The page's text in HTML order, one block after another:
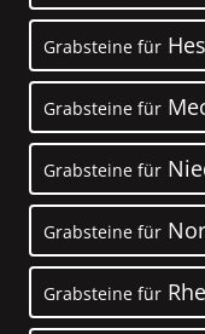
Grabsteine für
Grabsteine für
Grabsteine für
Grabsteine für
Grabsteine für